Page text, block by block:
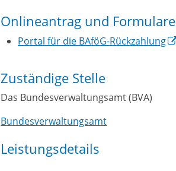
Onlineantrag und Formulare
Portal für die BAföG-Rückzahlung
Zuständige Stelle
Das Bundesverwaltungsamt (BVA)
Bundesverwaltungsamt
Leistungsdetails